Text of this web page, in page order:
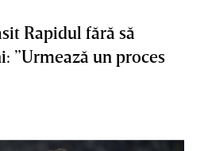
Rapidul fără să
”Urmează un proces